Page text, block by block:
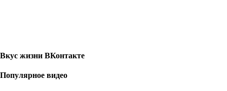
Вкус жизни ВКонтакте
Популярное видео